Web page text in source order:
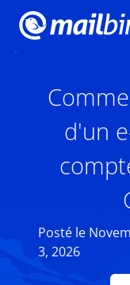
d'un
Posté le
3, 2026